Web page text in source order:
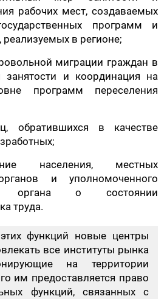
рабочих мест, создаваемых
программ и
в регионе;
миграции граждан в
занятости и координация на
программ переселения
обратившихся в качестве
населения, местных
и уполномоченного
органа о состоянии
труда.
функций новые центры
все институты рынка
на территории
им предоставляется право
функций, связанных с